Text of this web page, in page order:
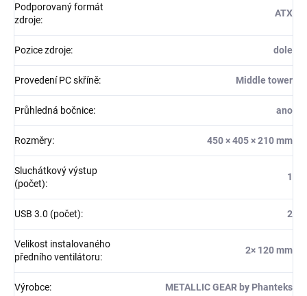
Podporovaný formát
zdroje:
ATX
Pozice zdroje: dole
Provedení PC skříně: Middle tower
Průhledná bočnice: ano
Rozměry: 450 × 405 × 210 mm
Sluchátkový výstup
(počet):
1
USB 3.0 (počet): 2
Velikost instalovaného
předního ventilátoru:
2× 120 mm
Výrobce: METALLIC GEAR by Phanteks